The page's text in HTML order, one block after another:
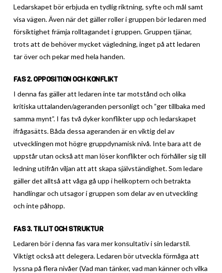
Ledarskapet bör erbjuda en tydlig riktning, syfte och mål samt
visa vägen. Även när det gäller roller i gruppen bör ledaren med
försiktighet främja rolltagandet i gruppen. Gruppen tjänar,
trots att de behöver mycket vägledning, inget på att ledaren
tar över och pekar med hela handen.
FAS 2. OPPOSITION OCH KONFLIKT
I denna fas gäller att ledaren inte tar motstånd och olika
kritiska uttalanden/ageranden personligt och ”ger tillbaka med
samma mynt”. I fas två dyker konflikter upp och ledarskapet
ifrågasätts. Båda dessa ageranden är en viktig del av
utvecklingen mot högre gruppdynamisk nivå. Inte bara att de
uppstår utan också att man löser konflikter och förhåller sig till
ledning utifrån viljan att att skapa självständighet. Som ledare
gäller det alltså att våga gå upp i helikoptern och betrakta
handlingar och utsagor i gruppen som delar av en utveckling
och inte påhopp.
FAS 3. TILLIT OCH STRUKTUR
Ledaren bör i denna fas vara mer konsultativ i sin ledarstil.
Viktigt också att delegera. Ledaren bör utveckla förmåga att
lyssna på flera nivåer (Vad man tänker, vad man känner och vilka